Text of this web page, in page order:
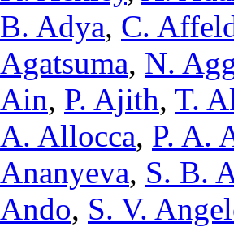
B. Adya, C.
Agatsuma, N.
Ain, P. Ajith, T.
A. Allocca, P. A.
Ananyeva, S. B.
Ando, S. V.